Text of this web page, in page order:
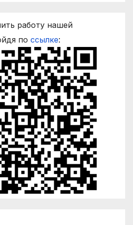
работу нашей
по ссылке: